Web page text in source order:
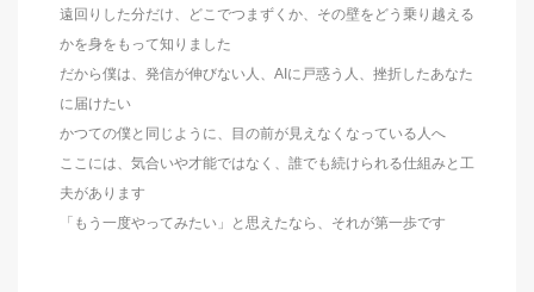
遠回りした分だけ、どこでつまずくか、その壁をどう乗り越える
かを身をもって知りました
だから僕は、発信が伸びない人、AIに戸惑う人、挫折したあなた
に届けたい
かつての僕と同じように、目の前が見えなくなっている人へ
ここには、気合いや才能ではなく、誰でも続けられる仕組みと工
夫があります
「もう一度やってみたい」と思えたなら、それが第一歩です